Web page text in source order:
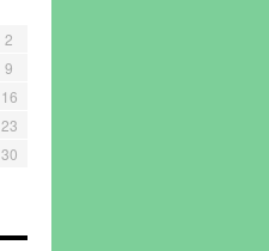
2
9
16
23
30